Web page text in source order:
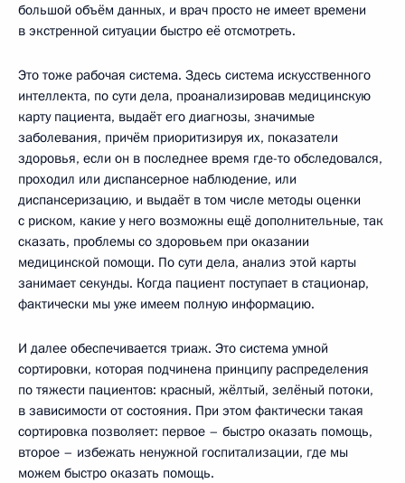
большой объём данных, и врач просто не имеет времени
в экстренной ситуации быстро её отсмотреть.
Это тоже рабочая система. Здесь система искусственного
интеллекта, по сути дела, проанализировав медицинскую
карту пациента, выдаёт его диагнозы, значимые
заболевания, причём приоритизируя их, показатели
здоровья, если он в последнее время где-то обследовался,
проходил или диспансерное наблюдение, или
диспансеризацию, и выдаёт в том числе методы оценки
с риском, какие у него возможны ещё дополнительные, так
сказать, проблемы со здоровьем при оказании
медицинской помощи. По сути дела, анализ этой карты
занимает секунды. Когда пациент поступает в стационар,
фактически мы уже имеем полную информацию.
И далее обеспечивается триаж. Это система умной
сортировки, которая подчинена принципу распределения
по тяжести пациентов: красный, жёлтый, зелёный потоки,
в зависимости от состояния. При этом фактически такая
сортировка позволяет: первое – быстро оказать помощь,
второе – избежать ненужной госпитализации, где мы
можем быстро оказать помощь.